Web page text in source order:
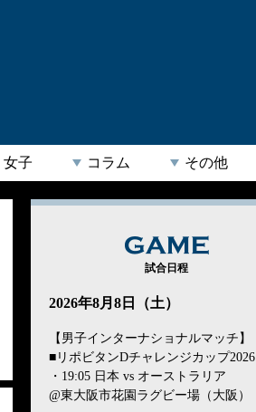
女子 コラム その他
GAME
試合日程
2026年8月8日（土）
【男子インターナショナルマッチ】
■リポビタンDチャレンジカップ2026
・19:05 日本 vs オーストラリア
@東大阪市花園ラグビー場（大阪）